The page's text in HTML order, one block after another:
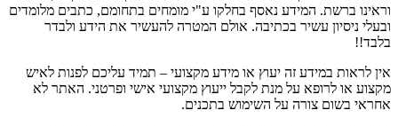
וראינו ברשת. המידע נאסף בחלקו ע"י מומחים בתחומם, כתבים מלומדים
ובעלי ניסיון עשיר בכתיבה. אולם המטרה להעשיר את הידע ולבדר
בלבד!!
אין לראות במידע זה יעוץ או מידע מקצועי – תמיד עליכם לפנות לאיש
מקצוע או לרופא על מנת לקבל ייעוץ מקצועי אישי ופרטני. האתר לא
אחראי בשום צורה על השימוש בתכנים.